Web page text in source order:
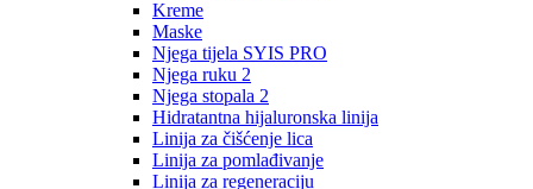
Kreme
Maske
Njega tijela SYIS PRO
Njega ruku 2
Njega stopala 2
Hidratantna hijaluronska linija
Linija za čišćenje lica
Linija za pomlađivanje
Linija za regeneraciju